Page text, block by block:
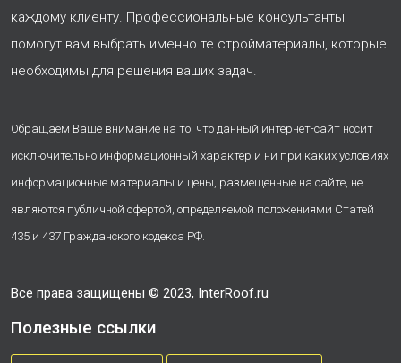
каждому клиенту. Профессиональные консультанты
помогут вам выбрать именно те стройматериалы, которые
необходимы для решения ваших задач.
Обращаем Ваше внимание на то, что данный интернет-сайт носит
исключительно информационный характер и ни при каких условиях
информационные материалы и цены, размещенные на сайте, не
являются публичной офертой, определяемой положениями Статей
435 и 437 Гражданского кодекса РФ.
Все права защищены © 2023, InterRoof.ru
Полезные ссылки